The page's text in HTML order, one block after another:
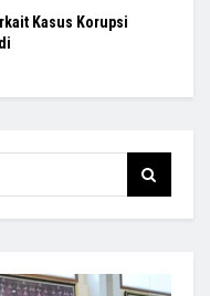
Kasus Korupsi